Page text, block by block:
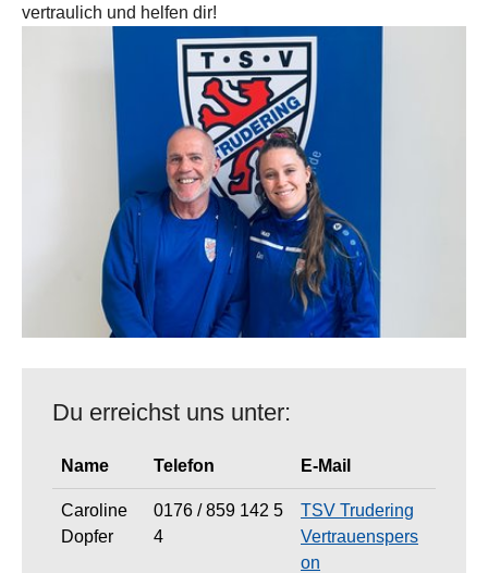
vertraulich und helfen dir!
Du erreichst uns unter:
Name Telefon E-Mail
Caroline
Dopfer
0176 / 859 142 5
4
TSV Trudering
Vertrauenspers
on